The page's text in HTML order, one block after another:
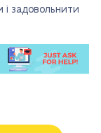
задовольнити